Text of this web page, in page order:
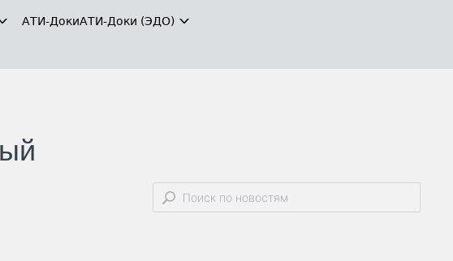
АТИ-ДокиАТИ-Доки (ЭДО)